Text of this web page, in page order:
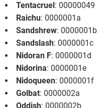
Tentacruel: 00000049
Raichu: 0000001a
Sandshrew: 0000001b
Sandslash: 0000001c
Nidoran F: 0000001d
Nidorina: 0000001e
Nidoqueen: 0000001f
Golbat: 0000002a
Oddish: 0000002b